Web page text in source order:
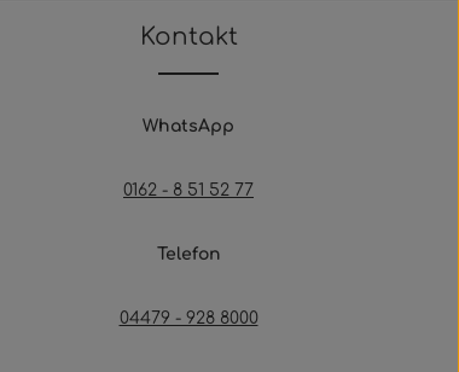
Kontakt
WhatsApp
0162 - 8 51 52 77
Telefon
04479 - 928 8000